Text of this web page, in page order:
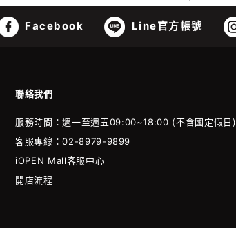
Facebook Line官方帳號
聯絡我們
服務時間：週一至週五09:00~18:00 (不含國定假日)
客服專線：02-8979-9899
iOPEN Mall客服中心
開店流程